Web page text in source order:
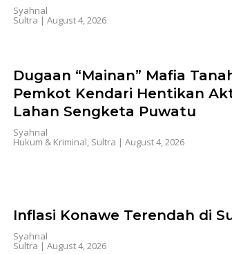
Syahnal
Sultra |August 4, 2026
Dugaan “Mainan” Mafia
Pemkot Kendari Hentikan
Lahan Sengketa Puwatu
Syahnal
Hukum & Kriminal, Sultra |August 4, 2026
Inflasi Konawe Terendah di
Syahnal
Sultra |August 4, 2026